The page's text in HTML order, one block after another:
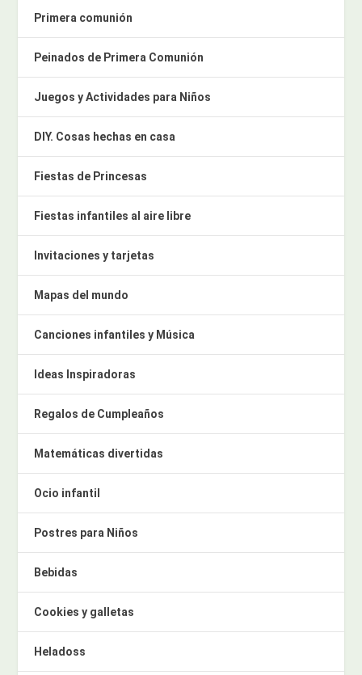
Primera comunión
Peinados de Primera Comunión
Juegos y Actividades para Niños
DIY. Cosas hechas en casa
Fiestas de Princesas
Fiestas infantiles al aire libre
Invitaciones y tarjetas
Mapas del mundo
Canciones infantiles y Música
Ideas Inspiradoras
Regalos de Cumpleaños
Matemáticas divertidas
Ocio infantil
Postres para Niños
Bebidas
Cookies y galletas
Heladoss